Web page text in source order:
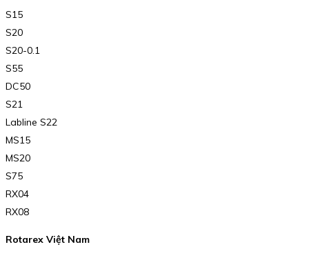
S15
S20
S20-0.1
S55
DC50
S21
Labline S22
MS15
MS20
S75
RX04
RX08
Rotarex Việt Nam